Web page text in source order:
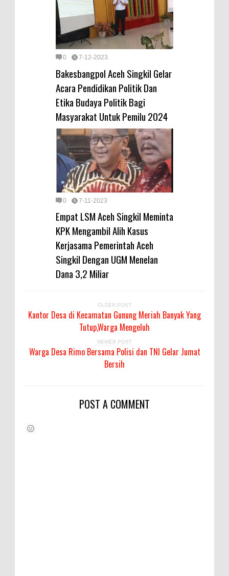
0 7-12-2023
Bakesbangpol Aceh Singkil Gelar
Acara Pendidikan Politik Dan
Etika Budaya Politik Bagi
Masyarakat Untuk Pemilu 2024
0 7-11-2023
Empat LSM Aceh Singkil Meminta
KPK Mengambil Alih Kasus
Kerjasama Pemerintah Aceh
Singkil Dengan UGM Menelan
Dana 3,2 Miliar
OLDER POST
Kantor Desa di Kecamatan Gunung Meriah Banyak Yang
Tutup,Warga Mengeluh
NEWER POST
Warga Desa Rimo Bersama Polisi dan TNI Gelar Jumat
Bersih
POST A COMMENT